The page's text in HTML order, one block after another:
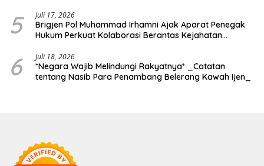
5 Juli 17, 2026
Brigjen Pol Muhammad Irhamni Ajak Aparat Penegak
Hukum Perkuat Kolaborasi Berantas Kejahatan
6 Juli 18, 2026
*Negara Wajib Melindungi Rakyatnya* _Catatan
tentang Nasib Para Penambang Belerang Kawah Ijen_